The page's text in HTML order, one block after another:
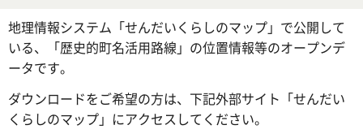
地理情報システム「せんだいくらしのマップ」で公開して
いる、「歴史的町名活用路線」の位置情報等のオープンデ
ータです。
ダウンロードをご希望の方は、下記外部サイト「せんだい
くらしのマップ」にアクセスしてください。